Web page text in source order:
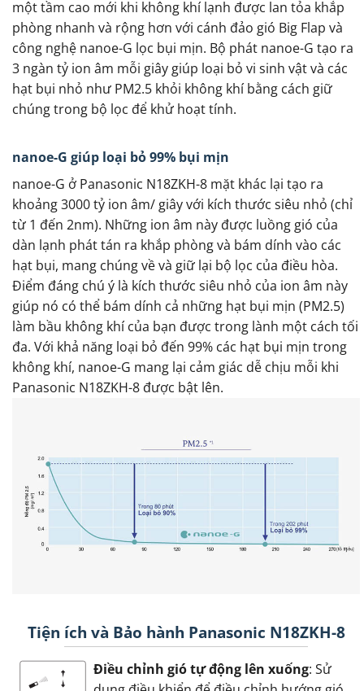
một tầm cao mới khi không khí lạnh được lan tỏa khắp
phòng nhanh và rộng hơn với cánh đảo gió Big Flap và
công nghệ nanoe-G lọc bụi mịn. Bộ phát nanoe-G tạo ra
3 ngàn tỷ ion âm mỗi giây giúp loại bỏ vi sinh vật và các
hạt bụi nhỏ như PM2.5 khỏi không khí bằng cách giữ
chúng trong bộ lọc để khử hoạt tính.
nanoe-G giúp loại bỏ 99% bụi mịn
nanoe-G ở Panasonic N18ZKH-8 mặt khác lại tạo ra
khoảng 3000 tỷ ion âm/ giây với kích thước siêu nhỏ (chỉ
từ 1 đến 2nm). Những ion âm này được luồng gió của
dàn lạnh phát tán ra khắp phòng và bám dính vào các
hạt bụi, mang chúng về và giữ lại bộ lọc của điều hòa.
Điểm đáng chú ý là kích thước siêu nhỏ của ion âm này
giúp nó có thể bám dính cả những hạt bụi mịn (PM2.5)
làm bầu không khí của bạn được trong lành một cách tối
đa. Với khả năng loại bỏ đến 99% các hạt bụi mịn trong
không khí, nanoe-G mang lại cảm giác dễ chịu mỗi khi
Panasonic N18ZKH-8 được bật lên.
Tiện ích và Bảo hành Panasonic N18ZKH-8
Điều chỉnh gió tự động lên xuống: Sử